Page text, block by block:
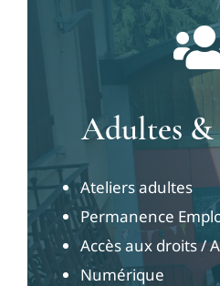
Adultes &
Ateliers adultes
Permanence
Accès aux droits /
Numérique